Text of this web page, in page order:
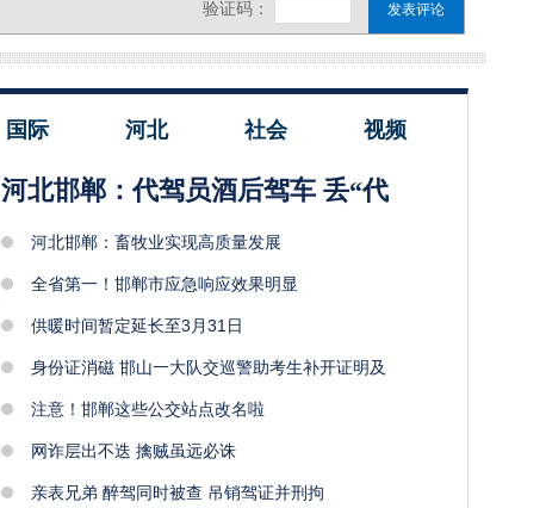
国际 河北 社会 视频
河北邯郸：代驾员酒后驾车 丢“代
河北邯郸：畜牧业实现高质量发展
全省第一！邯郸市应急响应效果明显
供暖时间暂定延长至3月31日
身份证消磁 邯山一大队交巡警助考生补开证明及
注意！邯郸这些公交站点改名啦
网诈层出不迭 擒贼虽远必诛
亲表兄弟 醉驾同时被查 吊销驾证并刑拘